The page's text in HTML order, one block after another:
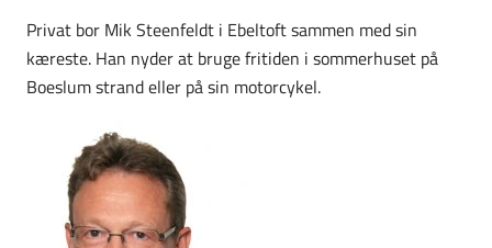
Privat bor Mik Steenfeldt i Ebeltoft sammen med sin
kæreste. Han nyder at bruge fritiden i sommerhuset på
Boeslum strand eller på sin motorcykel.